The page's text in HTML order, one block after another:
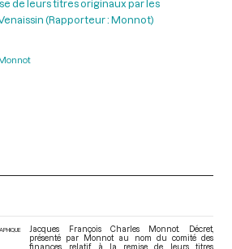
de leurs titres originaux par les
(Rapporteur : Monnot)
Jacques François Charles Monnot. Décret,
présenté par Monnot au nom du comité des
finances, relatif à la remise de leurs titres